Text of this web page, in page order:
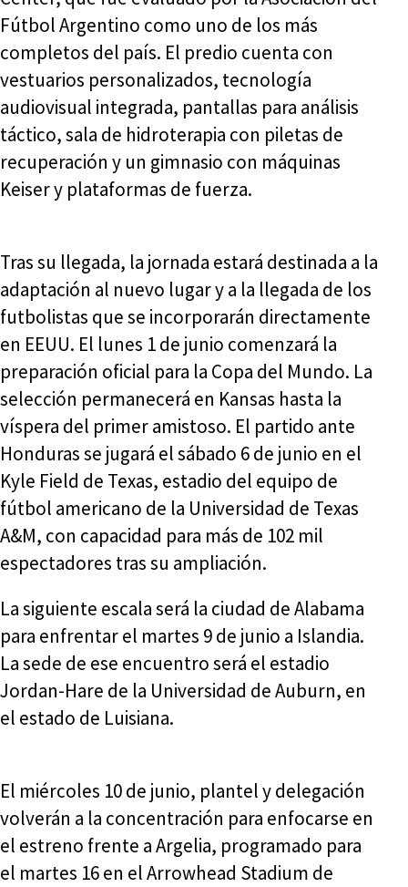
Fútbol Argentino como uno de los más
completos del país. El predio cuenta con
vestuarios personalizados, tecnología
audiovisual integrada, pantallas para análisis
táctico, sala de hidroterapia con piletas de
recuperación y un gimnasio con máquinas
Keiser y plataformas de fuerza.
Tras su llegada, la jornada estará destinada a la
adaptación al nuevo lugar y a la llegada de los
futbolistas que se incorporarán directamente
en EEUU. El lunes 1 de junio comenzará la
preparación oficial para la Copa del Mundo. La
selección permanecerá en Kansas hasta la
víspera del primer amistoso. El partido ante
Honduras se jugará el sábado 6 de junio en el
Kyle Field de Texas, estadio del equipo de
fútbol americano de la Universidad de Texas
A&M, con capacidad para más de 102 mil
espectadores tras su ampliación.
La siguiente escala será la ciudad de Alabama
para enfrentar el martes 9 de junio a Islandia.
La sede de ese encuentro será el estadio
Jordan-Hare de la Universidad de Auburn, en
el estado de Luisiana.
El miércoles 10 de junio, plantel y delegación
volverán a la concentración para enfocarse en
el estreno frente a Argelia, programado para
el martes 16 en el Arrowhead Stadium de